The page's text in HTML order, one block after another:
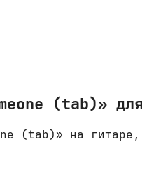
(tab)»
(tab)» на гитаре,